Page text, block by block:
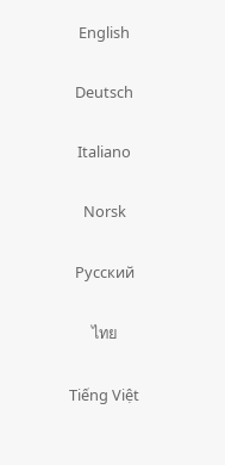
English
Deutsch
Italiano
Norsk
Русский
ไทย
Tiếng Việt